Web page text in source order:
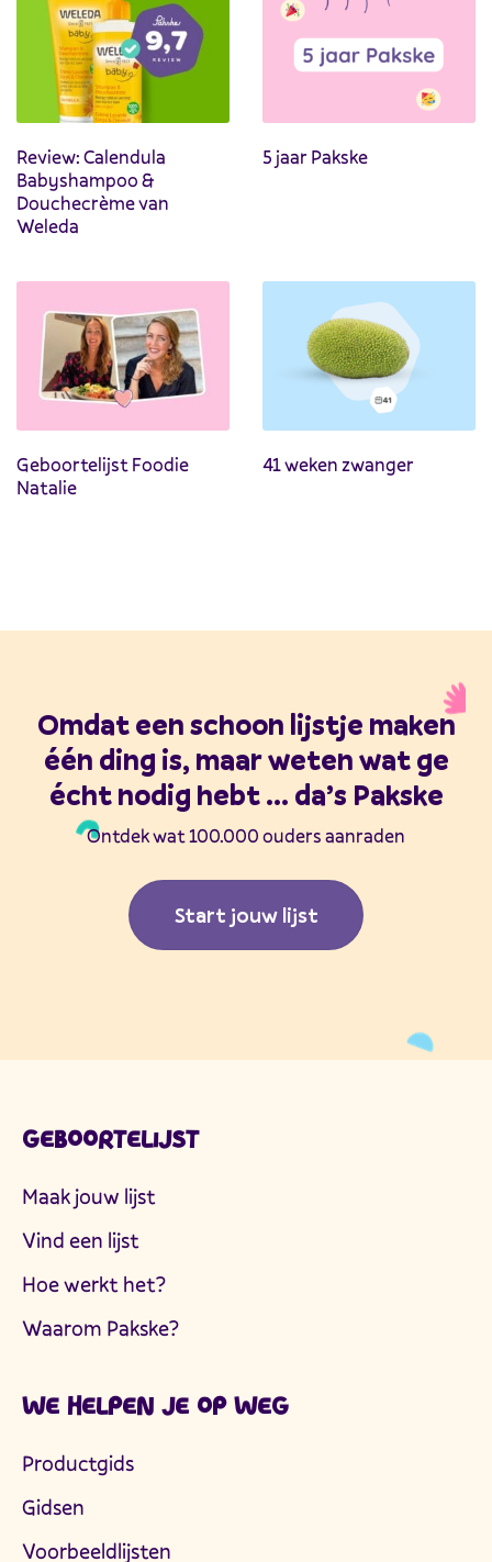
Review: Calendula
Babyshampoo &
Douchecrème van
Weleda
5 jaar Pakske
Geboortelijst Foodie
Natalie
41 weken zwanger
Omdat een schoon lijstje maken
één ding is, maar weten wat ge
écht nodig hebt ... da’s Pakske
Ontdek wat 100.000 ouders aanraden
Start jouw lijst
GEBOORTELIJST
Maak jouw lijst
Vind een lijst
Hoe werkt het?
Waarom Pakske?
WE HELPEN JE OP WEG
Productgids
Gidsen
Voorbeeldlijsten